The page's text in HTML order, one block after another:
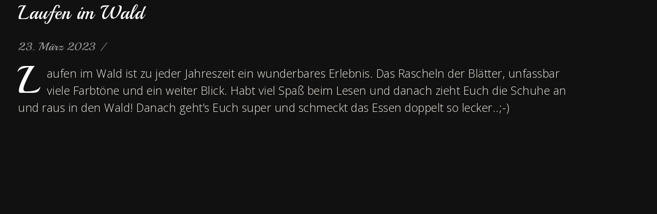
Laufen im Wald
23. März 2023 /
L aufen im Wald ist zu jeder Jahreszeit ein wunderbares Erlebnis. Das Rascheln der Blätter, unfassbar
viele Farbtöne und ein weiter Blick. Habt viel Spaß beim Lesen und danach zieht Euch die Schuhe an
und raus in den Wald! Danach geht’s Euch super und schmeckt das Essen doppelt so lecker..;-)